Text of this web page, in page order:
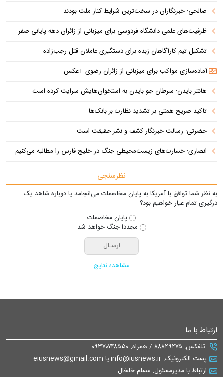
صالحی: خبرنگاران در سخت‌ترین شرایط کنار ملت بودند
ظرفیت‌های علمی دانشگاه فردوسی برای میزبانی از زائران دهه پایانی صفر
تشکیل تیم کارآگاهان زبده برای دستگیری عاملان قتل رجب‌زاده
آماده‌سازی مواکب برای میزبانی از زائران رضوی +عکس
هانتر بایدن: سرطان جو بایدن به استخوان‌هایش سرایت کرده است
تاکید صریح همتی بر تشدید نظارت بر بانک‌ها
حضرتی: رسالت خبرنگار کشف و نشر حقیقت است
انصاری: خسارت‌های زیست‌محیطی جنگ در خلیج فارس را مطالبه‌ می‌کنیم
نظرسنجی
به نظر شما توافق با آمریکا به پایان مخاصمات می‌انجامد یا دوباره شاهد یک
درگیری تمام عیار خواهیم بود؟
پایان مخاصمات
مجددا جنگ خواهد شد
مشاهده نتایج
ارتباط با ما
تلفکس: ۸۸۸۲۹۲۷۵ / همراه: ۰۹۳۷۰۷۴۸۵۵۰
پست الکترونیک: info@iusnews.ir یا eiusnews@gmail.com
ارتباط با مدیرمسئول: مسلم خلخال